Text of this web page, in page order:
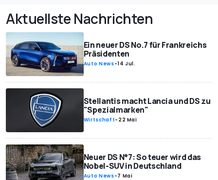
Aktuellste Nachrichten
Ein neuer DS No.7 für Frankreichs
Präsidenten
Auto News-14 Jul.
Stellantis macht Lancia und DS zu
"Spezialmarken"
Wirtschaft- 22 Mai
Neuer DS N°7: So teuer wird das
Nobel-SUV in Deutschland
Auto News-7 Mai